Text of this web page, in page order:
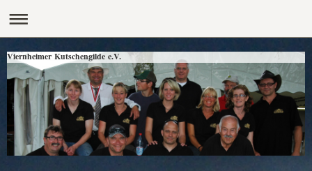
Viernheimer Kutschengilde e.V.